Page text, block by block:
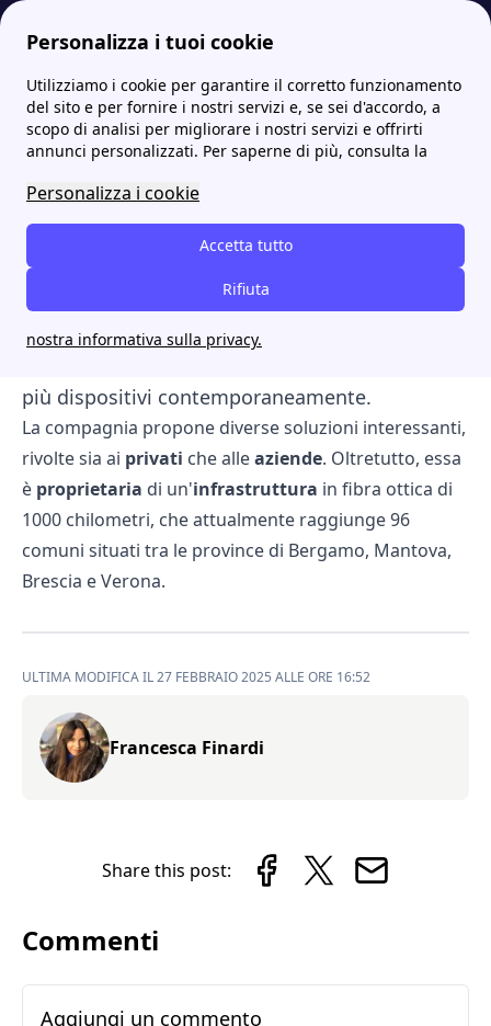
Personalizza i tuoi cookie
Utilizziamo i cookie per garantire il corretto funzionamento
del sito e per fornire i nostri servizi e, se sei d'accordo, a
scopo di analisi per migliorare i nostri servizi e offrirti
annunci personalizzati. Per saperne di più, consulta la
Personalizza i cookie
Accetta tutto
Rifiuta
nostra informativa sulla privacy.
Internet Casa Scopri Planetel: chi è e quali sono le offerte migliori Quali sono le offerte fibra di Planetel?
Quali sono le offerte fibra
di Planetel?
Se stai valutando le offerte sul mercato per
accedere ad
prendere in considerazione l pacchettifibradi
Planetel? Potrai godere di una navigazione
più dispositivi contemporaneamente.
La compagnia propone diverse soluzioni interessanti,
rivolte sia ai privati che alleaziende. Oltretutto, essa
è proprietaria di un'infrastruttura in fibra ottica di
1000 chilometri, che attualmente raggiunge 96
comuni situati tra le province di Bergamo, Mantova,
Brescia e Verona.
ULTIMA MODIFICA IL 27 FEBBRAIO 2025 ALLE ORE 16:52
Francesca Finardi
Share this post:
Commenti
Aggiungi un commento